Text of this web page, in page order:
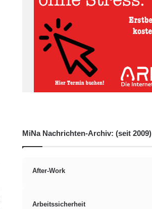
MiNa Nachrichten-Archiv: (seit 2009)
After-Work
Arbeitssicherheit